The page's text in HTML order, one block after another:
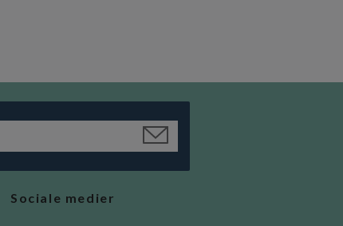
Sociale medier